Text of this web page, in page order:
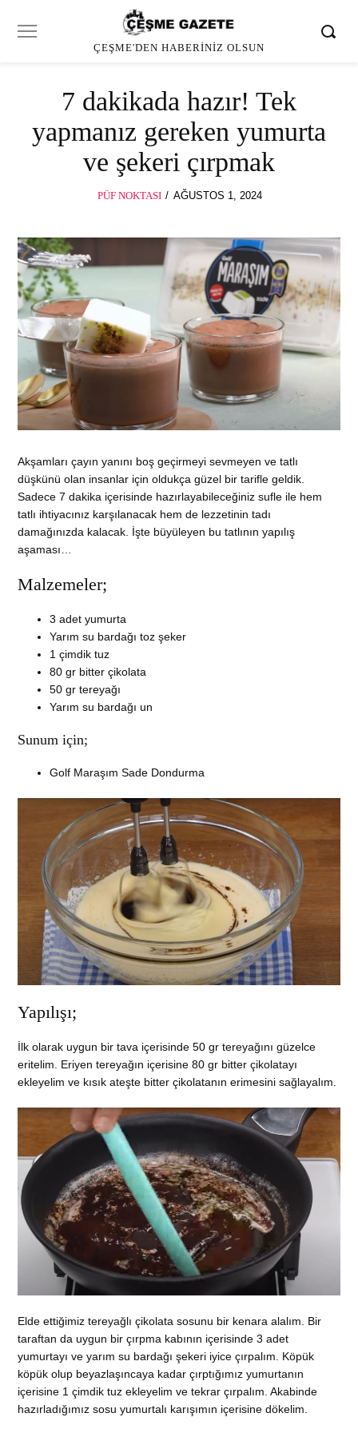
ÇEŞME'DEN HABERINIZ OLSUN
7 dakikada hazır! Tek
yapmanız gereken yumurta
ve şekeri çırpmak
PÜF NOKTASI
POSTED
AĞUSTOS 1, 2024
Akşamları çayın yanını boş geçirmeyi sevmeyen ve tatlı
düşkünü olan insanlar için oldukça güzel bir tarifle geldik.
Sadece 7 dakika içerisinde hazırlayabileceğiniz sufle ile hem
tatlı ihtiyacınız karşılanacak hem de lezzetinin tadı
damağınızda kalacak. İşte büyüleyen bu tatlının yapılış
aşaması…
Malzemeler;
3 adet yumurta
Yarım su bardağı toz şeker
1 çimdik tuz
80 gr bitter çikolata
50 gr tereyağı
Yarım su bardağı un
Sunum için;
Golf Maraşım Sade Dondurma
Yapılışı;
İlk olarak uygun bir tava içerisinde 50 gr tereyağını güzelce
eritelim. Eriyen tereyağın içerisine 80 gr bitter çikolatayı
ekleyelim ve kısık ateşte bitter çikolatanın erimesini sağlayalım.
Elde ettiğimiz tereyağlı çikolata sosunu bir kenara alalım. Bir
taraftan da uygun bir çırpma kabının içerisinde 3 adet
yumurtayı ve yarım su bardağı şekeri iyice çırpalım. Köpük
köpük olup beyazlaşıncaya kadar çırptığımız yumurtanın
içerisine 1 çimdik tuz ekleyelim ve tekrar çırpalım. Akabinde
hazırladığımız sosu yumurtalı karışımın içerisine dökelim.